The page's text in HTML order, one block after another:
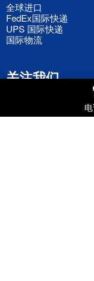
全球进口
FedEx国际快递
UPS 国际快递
国际物流
关注我们